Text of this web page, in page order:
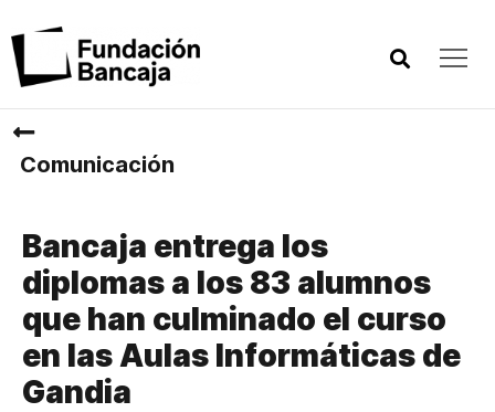
Comunicación
Bancaja entrega los
diplomas a los 83 alumnos
que han culminado el curso
en las Aulas Informáticas de
Gandia